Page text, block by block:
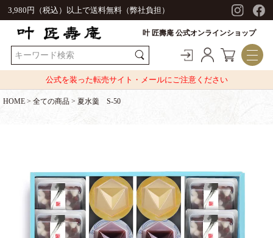
3,980円（税込）以上で送料無料（弊社負担）
叶 匠壽庵 公式オンラインショップ
公式を装った転売サイト・メールにご注意ください
HOME 全ての商品 夏水羹 S-50